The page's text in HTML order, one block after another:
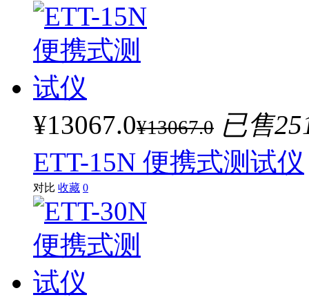
¥13067.0¥13067.0 已售
ETT-15N 便携式测试仪
对比 收藏 0